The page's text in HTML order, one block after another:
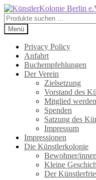
Zur
Navigation
springen
Zum
Inhalt
springen
Suchen
nach:
Menü
Privacy Policy
Anfahrt
Buchempfehlungen
Der Verein
Zielsetzung
Vorstand des
Mitglied werden
Spenden
Satzung des
Impressum
Impressionen
Die Künstlerkolonie
Bewohner/innen
Kleine
Der